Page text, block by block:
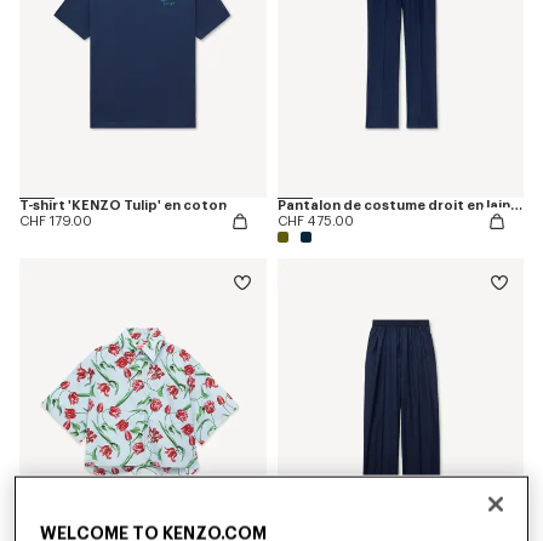
T-shirt 'KENZO Tulip' en coton
CHF 179.00
Pantalon de costume droit en laine vierge
CHF 475.00
WELCOME TO KENZO.COM